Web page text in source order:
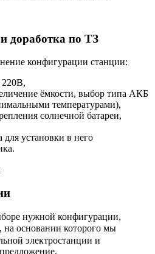
доработка по ТЗ
конфигурации станции:
220В,
ёмкости, выбор типа АКБ
температурами),
солнечной батареи,
установки в него
нужной конфигурации,
, на основании которого мы
электростанции и